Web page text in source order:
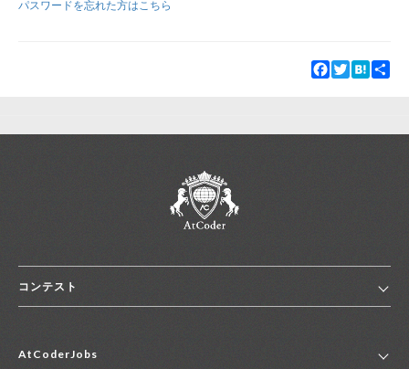
新規登録
パスワードを忘れた方はこちら
Facebook
TwitterHatena
コンテスト
コンテスト一覧
AtCoderJobs